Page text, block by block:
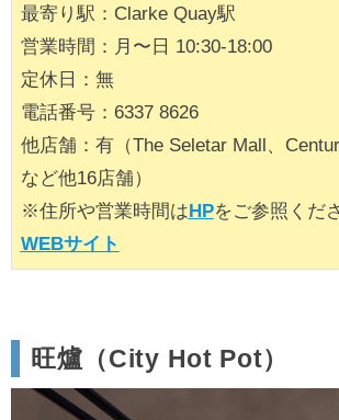
最寄り駅：Clarke Quay駅
営業時間：月〜日 10:30-18:00
定休日：無
電話番号：6337 8626
他店舗：有（The Seletar Mall、
など他16店舗）
※住所や営業時間はHPをご参照くだ
WEBサイト
旺爐（City Hot Pot）